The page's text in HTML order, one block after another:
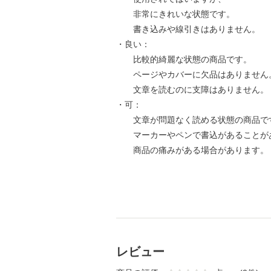
非常にきれいな状態です。
書き込みや線引きはありません。
・良い：
比較的綺麗な状態の商品です。
ページやカバーに欠品はありません
文章を読むのに支障はありません。
・可：
文章が問題なく読める状態の商品で
マーカーやペンで書込があることが
商品の痛みがある場合があります。
レビュー